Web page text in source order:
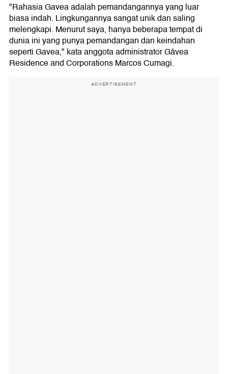
"Rahasia Gavea adalah pemandangannya yang luar
biasa indah. Lingkungannya sangat unik dan saling
melengkapi. Menurut saya, hanya beberapa tempat di
dunia ini yang punya pemandangan dan keindahan
seperti Gavea," kata anggota administrator Gávea
Residence and Corporations Marcos Cumagi.
ADVERTISEMENT